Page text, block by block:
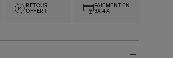
RETOUR
OFFERT
PAIEMENT EN
3X,4X